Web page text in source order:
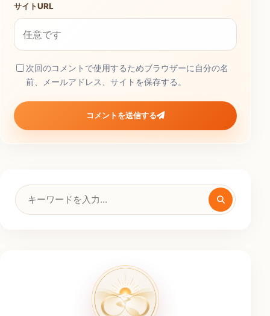
サイトURL
次回のコメントで使用するためブラウザーに自分の名
前、メールアドレス、サイトを保存する。
コメントを送信する
検
索